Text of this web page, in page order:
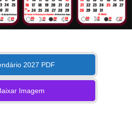
2027 PDF
Imagem